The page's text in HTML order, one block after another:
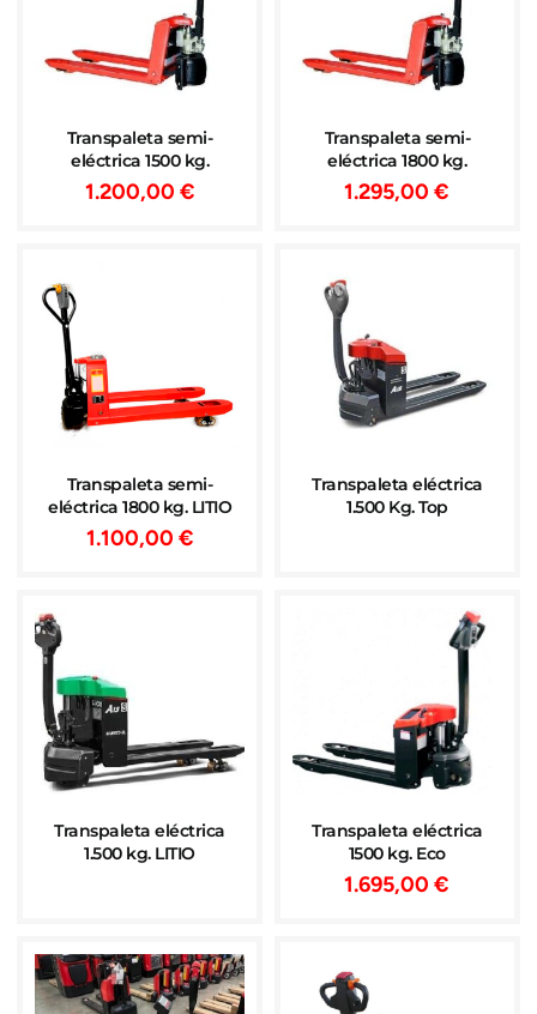
Transpaleta semi-
eléctrica 1500 kg.
1.200,00 €
Transpaleta semi-
eléctrica 1800 kg.
1.295,00€
Transpaleta semi-
eléctrica 1800 kg. LITIO
1.100,00 €
Transpaleta eléctrica
1.500 Kg. Top
Transpaleta eléctrica
1.500 kg. LITIO
Transpaleta eléctrica
1500 kg. Eco
1.695,00€